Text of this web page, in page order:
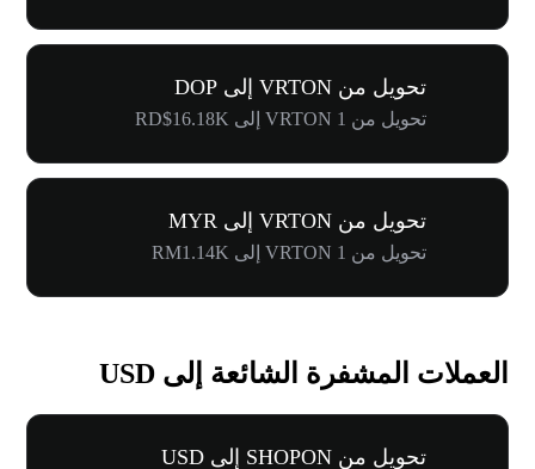
تحويل من VRTON إلى DOP
تحويل من 1 VRTON إلى RD$16.18K
تحويل من VRTON إلى MYR
تحويل من 1 VRTON إلى RM1.14K
العملات المشفرة الشائعة إلى USD
تحويل من SHOPON إلى USD